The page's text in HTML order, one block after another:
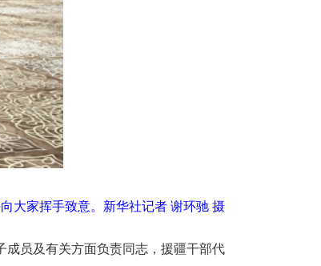
大家挥手致意。新华社记者 谢环驰 摄
成员及有关方面负责同志，援疆干部代